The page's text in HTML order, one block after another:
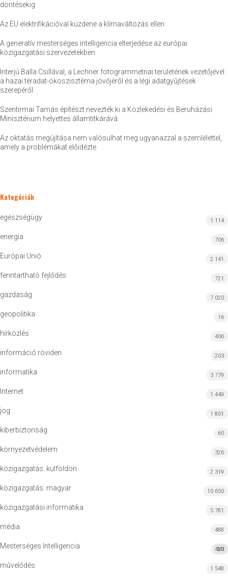
döntésekig
Az EU elektrifikációval küzdene a klímaváltozás ellen
A generatív mesterséges intelligencia elterjedése az európai
közigazgatási szervezetekben
Interjú Balla Csillával, a Lechner fotogrammetriai területének vezetőjével
a hazai téradat-ökoszisztéma jövőjéről és a légi adatgyűjtések
szerepéről
Szentirmai Tamás építészt nevezték ki a Közlekedési és Beruházási
Minisztérium helyettes államtitkárává
Az oktatás megújítása nem valósulhat meg ugyanazzal a szemlélettel,
amely a problémákat előidézte
Kategóriák
egészségügy 1 114
energia 706
Európai Unió 2 141
fenntartható fejlődés 721
gazdaság 7 020
geopolitika 16
hírközlés 406
információ röviden 203
informatika 3 779
Internet 1 449
jog 1 801
kiberbiztonság 60
környezetvédelem 326
közigazgatás: külföldön 2 319
közigazgatás: magyar 10 650
közigazgatási informatika 5 781
média 488
Mesterséges Intelligencia MI
420
művelődés 1 548